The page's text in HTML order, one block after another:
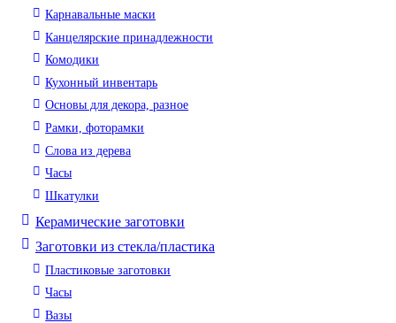
Карнавальные маски
Канцелярские принадлежности
Комодики
Кухонный инвентарь
Основы для декора, разное
Рамки, фоторамки
Слова из дерева
Часы
Шкатулки
Керамические заготовки
Заготовки из стекла/пластика
Пластиковые заготовки
Часы
Вазы